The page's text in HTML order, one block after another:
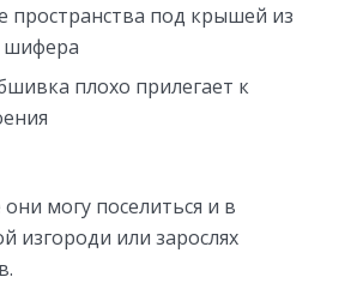
пространства под крышей из
шифера
плохо прилегает к
могу поселиться и в
изгороди или зарослях